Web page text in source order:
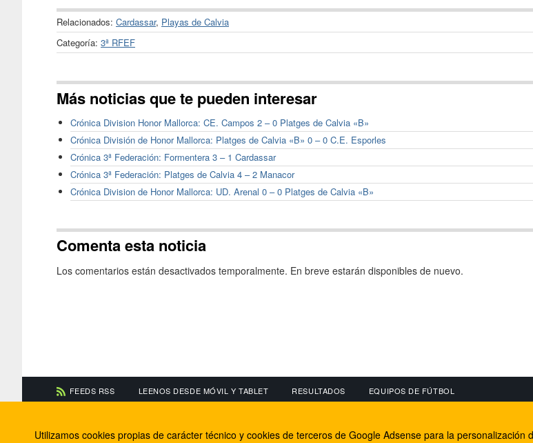
Relacionados: Cardassar, Playas de Calvia
Categoría: 3ª RFEF
Más noticias que te pueden interesar
Crónica Division Honor Mallorca: CE. Campos 2 – 0 Platges de Calvia «B»
Crónica División de Honor Mallorca: Platges de Calvia «B» 0 – 0 C.E. Esporles
Crónica 3ª Federación: Formentera 3 – 1 Cardassar
Crónica 3ª Federación: Platges de Calvia 4 – 2 Manacor
Crónica Division de Honor Mallorca: UD. Arenal 0 – 0 Platges de Calvia «B»
Comenta esta noticia
Los comentarios están desactivados temporalmente. En breve estarán disponibles de nuevo.
FEEDS RSS LEENOS DESDE MÓVIL Y TABLET RESULTADOS EQUIPOS DE FÚTBOL
Información de contacto
El equipo de FútbolBalear
Facebook
Utilizamos cookies propias de carácter técnico y cookies de terceros de Google Adsense para la